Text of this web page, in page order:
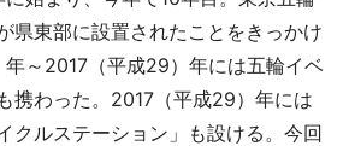
県東部に設置されたことをきっかけ
～2017（平成29）年には五輪イベ
携わった。2017（平成29）年には
クルステーション」も設ける。今回